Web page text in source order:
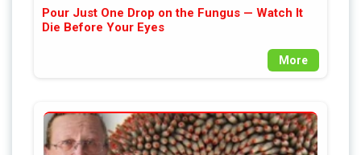
Pour Just One Drop on the Fungus — Watch It
Die Before Your Eyes
More